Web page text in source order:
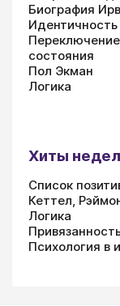
Биография
Идентичность
состояния
Пол Экман
Логика
Хиты
Список
Кеттел,
Логика
Психология в